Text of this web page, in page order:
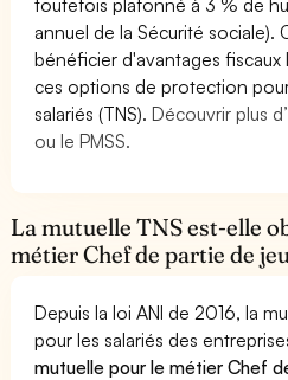
annuel de la Sécurité sociale).
bénéficier d'avantages fiscaux
ces options de protection
salariés (TNS).Découvrir plus
ou le PMSS.
La mutuelle TNS est-elle
métier Chef de partie de
Depuis la loi ANI de 2016, la
pour les salariés des
mutuelle pour le métier Chef